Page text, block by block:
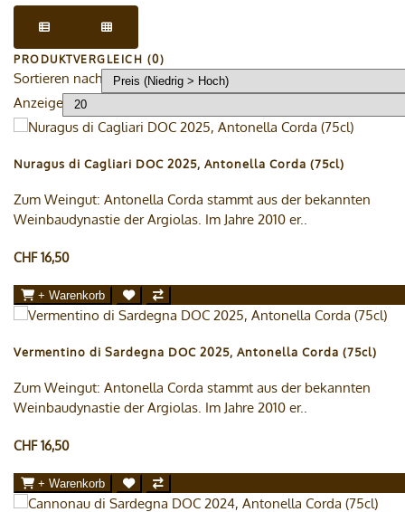
PRODUKTVERGLEICH (0)
Sortieren nach
Anzeige
Nuragus di Cagliari DOC 2025, Antonella Corda (75cl)
Zum Weingut: Antonella Corda stammt aus der bekannten
Weinbaudynastie der Argiolas. Im Jahre 2010 er..
CHF 16,50
+ Warenkorb
Vermentino di Sardegna DOC 2025, Antonella Corda (75cl)
Zum Weingut: Antonella Corda stammt aus der bekannten
Weinbaudynastie der Argiolas. Im Jahre 2010 er..
CHF 16,50
+ Warenkorb